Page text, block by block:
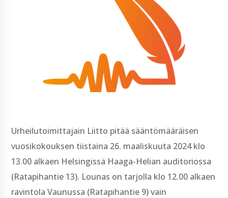
Urheilutoimittajain Liitto pitää sääntömääräisen
vuosikokouksen tiistaina 26. maaliskuuta 2024 klo
13.00 alkaen Helsingissä Haaga-Helian auditoriossa
(Ratapihantie 13). Lounas on tarjolla klo 12.00 alkaen
ravintola Vaunussa (Ratapihantie 9) vain